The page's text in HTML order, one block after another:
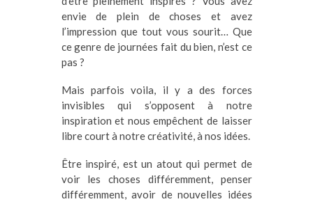
envie de plein de choses et avez
l’impression que tout vous sourit… Que
ce genre de journées fait du bien, n’est ce
pas ?
Mais parfois voila, il y a des forces
invisibles qui s’opposent à notre
inspiration et nous empêchent de laisser
libre court à notre créativité, à nos idées.
Être inspiré, est un atout qui permet de
voir les choses différemment, penser
différemment, avoir de nouvelles idées